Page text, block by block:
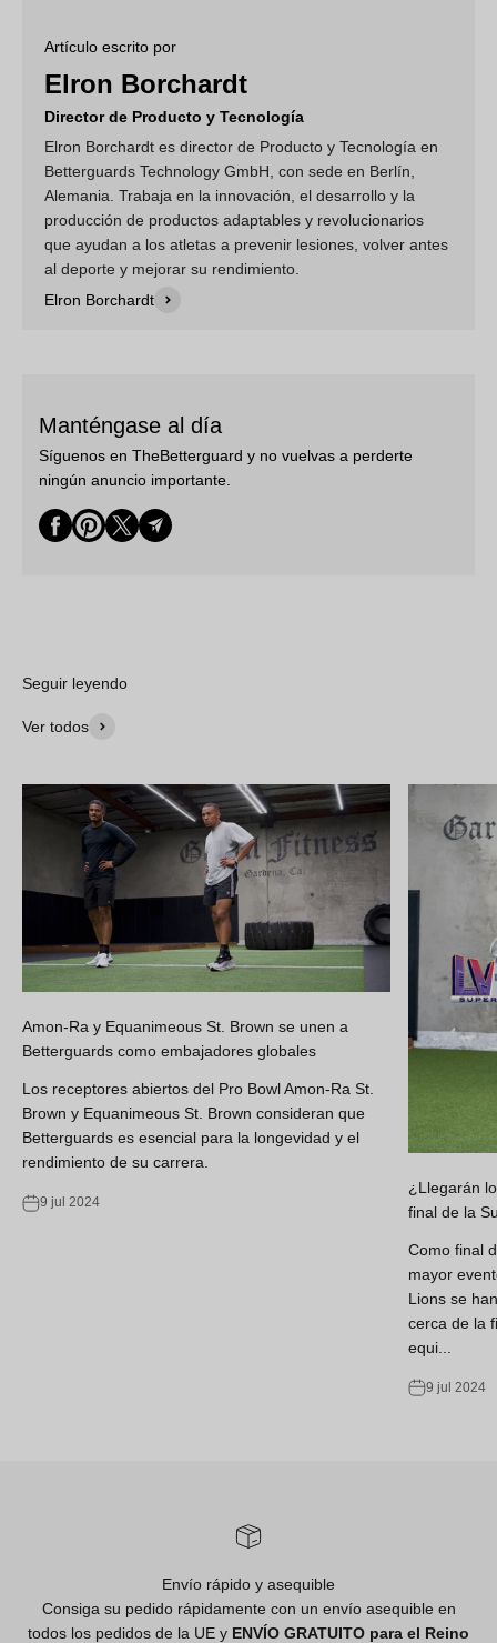
Artículo escrito por
Elron Borchardt
Director de Producto y Tecnología
Elron Borchardt es director de Producto y Tecnología en
Betterguards Technology GmbH, con sede en Berlín,
Alemania. Trabaja en la innovación, el desarrollo y la
producción de productos adaptables y revolucionarios
que ayudan a los atletas a prevenir lesiones, volver antes
al deporte y mejorar su rendimiento.
Elron Borchardt
Manténgase al día
Síguenos en TheBetterguard y no vuelvas a perderte
ningún anuncio importante.
Seguir leyendo
Ver todos
Amon-Ra y Equanimeous St. Brown se unen a
Betterguards como embajadores globales
Los receptores abiertos del Pro Bowl Amon-Ra St.
Brown y Equanimeous St. Brown consideran que
Betterguards es esencial para la longevidad y el
rendimiento de su carrera.
9 jul 2024
¿Llegarán
final de la
Como final
mayor
Lions se
cerca de la
equi...
9 jul 2024
Envío rápido y asequible
Consiga su pedido rápidamente con un envío asequible en
todos los pedidos de la UE y ENVÍO GRATUITO para el Reino
¡Consigue tu descuento!